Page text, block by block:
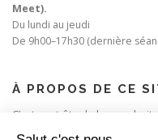
Meet).
Du lundi au jeudi
De 9h00–17h30 (dernière
À PROPOS DE CE
C’est peut-être le bon